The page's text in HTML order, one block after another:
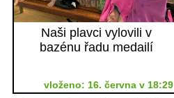
Naši plavci vylovili v
bazénu řadu medailí
vloženo: 16. června v 18:29